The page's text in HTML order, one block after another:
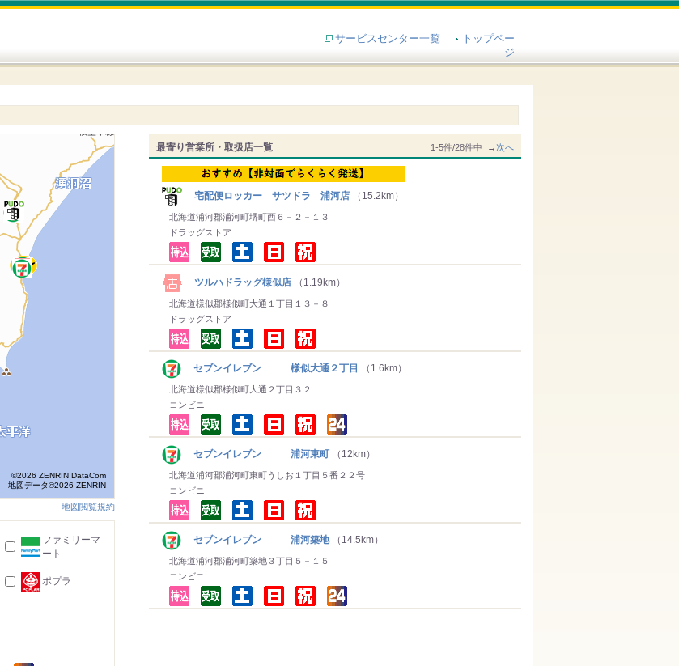
サービスセンター一覧
トップペー
ジ
最寄り営業所・取扱店一覧 1-5件/28件中 →次へ
宅配便ロッカー サツドラ 浦河店 （15.2km）
北海道浦河郡浦河町堺町西６－２－１３
ドラッグストア
ツルハドラッグ様似店 （1.19km）
北海道様似郡様似町大通１丁目１３－８
ドラッグストア
セブンイレブン 様似大通２丁目 （1.6km）
北海道様似郡様似町大通２丁目３２
コンビニ
セブンイレブン 浦河東町 （12km）
北海道浦河郡浦河町東町うしお１丁目５番２２号
コンビニ
セブンイレブン 浦河築地 （14.5km）
北海道浦河郡浦河町築地３丁目５－１５
コンビニ
©2026 ZENRIN DataCom
地図データ©2026 ZENRIN
地図閲覧規約
ファミリーマ
ート
ポプラ